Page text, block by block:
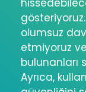
olumsuz
etmiyoruz
bulunanları
Ayrıca,